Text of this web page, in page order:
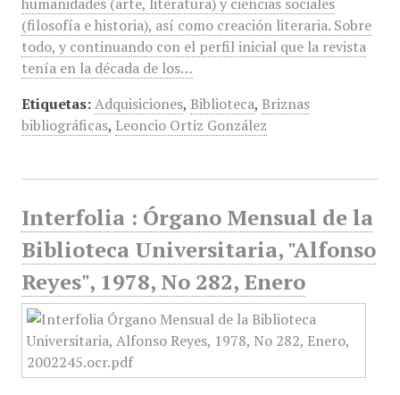
(filosofía e historia), así como creación literaria. Sobre
todo, y continuando con el perfil inicial que la revista
tenía en la década de los…
Etiquetas: Adquisiciones, Biblioteca, Briznas
bibliográficas, Leoncio Ortiz González
Interfolia : Órgano Mensual de la
Biblioteca Universitaria, "Alfonso
Reyes", 1978, No 282, Enero